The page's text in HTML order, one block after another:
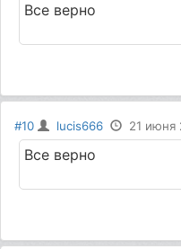
Все верно
#10 lucis666 21 июня
Все верно